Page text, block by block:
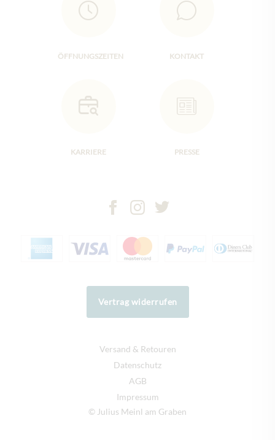
ÖFFNUNGSZEITEN KONTAKT
KARRIERE PRESSE
Vertrag widerrufen
Versand & Retouren
Datenschutz
AGB
Impressum
© Julius Meinl am Graben